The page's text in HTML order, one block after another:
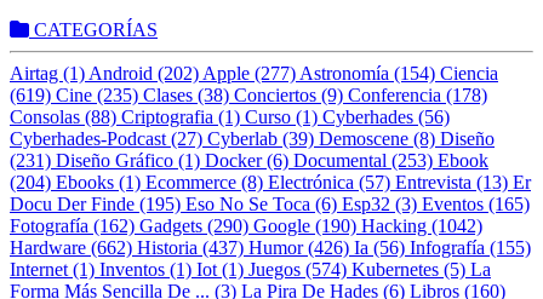
CATEGORÍAS
Airtag (1) Android (202) Apple (277) Astronomía (154) Ciencia
(619) Cine (235) Clases (38) Conciertos (9) Conferencia (178)
Consolas (88) Criptografia (1) Curso (1) Cyberhades (56)
Cyberhades-Podcast (27) Cyberlab (39) Demoscene (8) Diseño
(231) Diseño Gráfico (1) Docker (6) Documental (253) Ebook
(204) Ebooks (1) Ecommerce (8) Electrónica (57) Entrevista (13) Er
Docu Der Finde (195) Eso No Se Toca (6) Esp32 (3) Eventos (165)
Fotografía (162) Gadgets (290) Google (190) Hacking (1042)
Hardware (662) Historia (437) Humor (426) Ia (56) Infografía (155)
Internet (1) Inventos (1) Iot (1) Juegos (574) Kubernetes (5) La
Forma Más Sencilla De ... (3) La Pira De Hades (6) Libros (160)